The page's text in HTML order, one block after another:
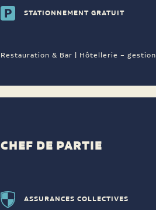
STATIONNEMENT GRATUIT
Restauration & Bar | Hôtellerie – gestion
CHEF DE PARTIE
ASSURANCES COLLECTIVES